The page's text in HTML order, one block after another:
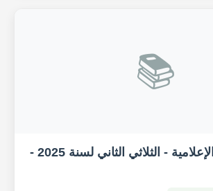
📚
مجلة الألكسو الإعلامية - الثلاثي الثاني لسنة 2025 -